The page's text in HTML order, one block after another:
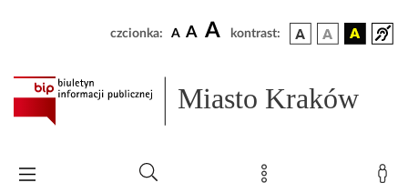
czcionka: A A A kontrast:
Miasto Kraków